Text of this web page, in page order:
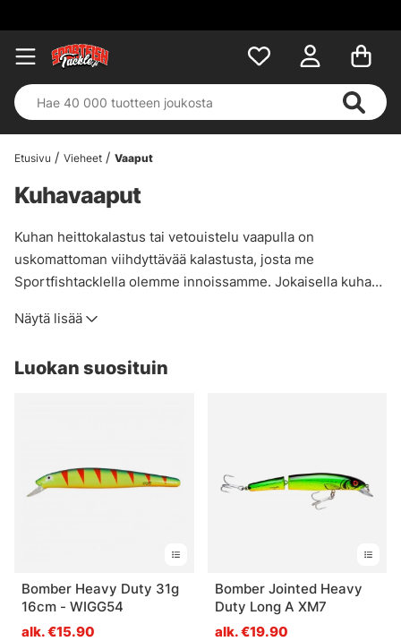
Etusivu Vieheet Vaaput
Kuhavaaput
Kuhan heittokalastus tai vetouistelu vaapulla on
uskomattoman viihdyttävää kalastusta, josta me
Sportfishtacklella olemme innoissamme. Jokaisella kuhan
käyttäytyä. Siksi meillä on laaja valikoima tätä lajia varten
vielä kokeillut tätä perinteistä lajia, nyt on aika kokeilla. Et
Näytä lisää
Luokan suosituin
Bomber Heavy Duty 31g
16cm - WIGG54
alk. €15.90
Bomber Jointed Heavy
Duty Long A XM7
alk. €19.90